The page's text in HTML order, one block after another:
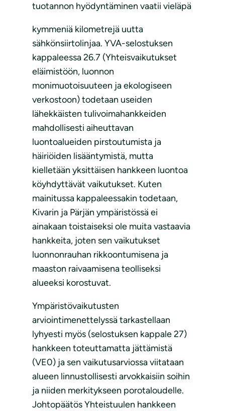
tuotannon hyödyntäminen vaatii vieläpä
kymmeniä kilometrejä uutta
sähkönsiirtolinjaa. YVA-selostuksen
kappaleessa 26.7 (Yhteisvaikutukset
eläimistöön, luonnon
monimuotoisuuteen ja ekologiseen
verkostoon) todetaan useiden
lähekkäisten tulivoimahankkeiden
mahdollisesti aiheuttavan
luontoalueiden pirstoutumista ja
häiriöiden lisääntymistä, mutta
kielletään yksittäisen hankkeen luontoa
köyhdyttävät vaikutukset. Kuten
mainitussa kappaleessakin todetaan,
Kivarin ja Pärjän ympäristössä ei
ainakaan toistaiseksi ole muita vastaavia
hankkeita, joten sen vaikutukset
luonnonrauhan rikkoontumisena ja
maaston raivaamisena teolliseksi
alueeksi korostuvat.
Ympäristövaikutusten
arviointimenettelyssä tarkastellaan
lyhyesti myös (selostuksen kappale 27)
hankkeen toteuttamatta jättämistä
(VE0) ja sen vaikutusarviossa viitataan
alueen linnustollisesti arvokkaisiin soihin
ja niiden merkitykseen porotaloudelle.
Johtopäätös Yhteistuulen hankkeen